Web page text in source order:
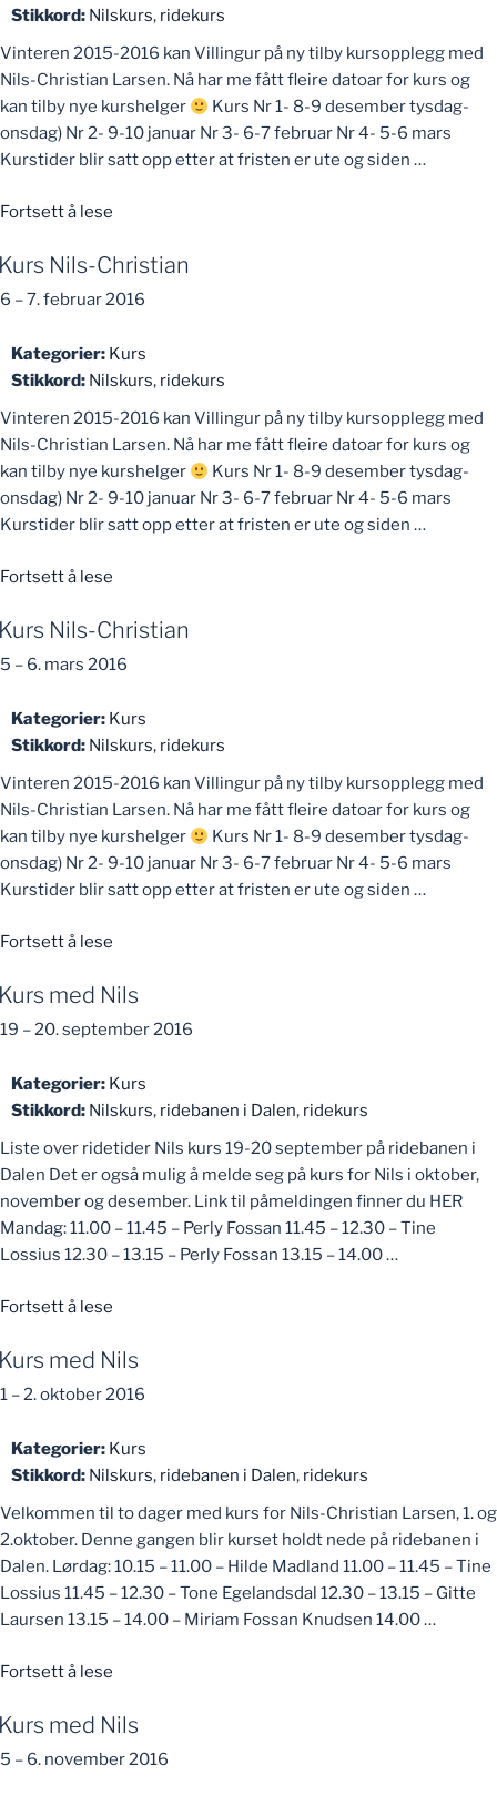
Stikkord: Nilskurs, ridekurs
Vinteren 2015-2016 kan Villingur på ny tilby kursopplegg med
Nils-Christian Larsen. Nå har me fått fleire datoar for kurs og
kan tilby nye kurshelger
Kurs Nr 1- 8-9 desember tysdag-
onsdag) Nr 2- 9-10 januar Nr 3- 6-7 februar Nr 4- 5-6 mars
Kurstider blir satt opp etter at fristen er ute og siden …
Fortsett å lese
Christian»
Nils-Christian
6 –7. februar 2016
Kategorier: Kurs
Stikkord: Nilskurs, ridekurs
Vinteren 2015-2016 kan Villingur på ny tilby kursopplegg med
Nils-Christian Larsen. Nå har me fått fleire datoar for kurs og
kan tilby nye kurshelger
Kurs Nr 1- 8-9 desember tysdag-
onsdag) Nr 2- 9-10 januar Nr 3- 6-7 februar Nr 4- 5-6 mars
Kurstider blir satt opp etter at fristen er ute og siden …
Fortsett å lese
Christian»
Nils-Christian
5 – 6. mars 2016
Kategorier: Kurs
Stikkord: Nilskurs, ridekurs
Vinteren 2015-2016 kan Villingur på ny tilby kursopplegg med
Nils-Christian Larsen. Nå har me fått fleire datoar for kurs og
kan tilby nye kurshelger
Kurs Nr 1- 8-9 desember tysdag-
onsdag) Nr 2- 9-10 januar Nr 3- 6-7 februar Nr 4- 5-6 mars
Kurstider blir satt opp etter at fristen er ute og siden …
Fortsett å lese
Christian»
med Nils
19 –20. september 2016
Kategorier: Kurs
Stikkord: Nilskurs, ridebanen i Dalen, ridekurs
Liste over ridetider Nils kurs 19-20 september på ridebanen i
Dalen Det er også mulig å melde seg på kurs for Nils i oktober,
november og desember. Link til påmeldingen finner du HER
Mandag: 11.00 – 11.45 – Perly Fossan 11.45 – 12.30 – Tine
Lossius 12.30 – 13.15 – Perly Fossan 13.15 – 14.00 …
Fortsett å lese
Nils»
med Nils
1 –2. oktober 2016
Kategorier: Kurs
Stikkord: Nilskurs, ridebanen i Dalen, ridekurs
Velkommen til to dager med kurs for Nils-Christian Larsen, 1. og
2.oktober. Denne gangen blir kurset holdt nede på ridebanen i
Dalen. Lørdag: 10.15 – 11.00 – Hilde Madland 11.00 – 11.45 – Tine
Lossius 11.45 – 12.30 – Tone Egelandsdal 12.30 – 13.15 – Gitte
Laursen 13.15 – 14.00 – Miriam Fossan Knudsen 14.00 …
Fortsett å lese
Nils»
med Nils
5 – 6. november 2016